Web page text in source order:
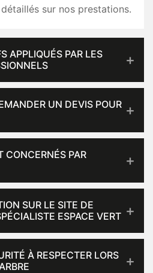
sur nos prestations.
APPLIQUÉS PAR LES
UN DEVIS POUR
CONCERNÉS PAR
SUR LE SITE DE
ESPACE VERT
À RESPECTER LORS